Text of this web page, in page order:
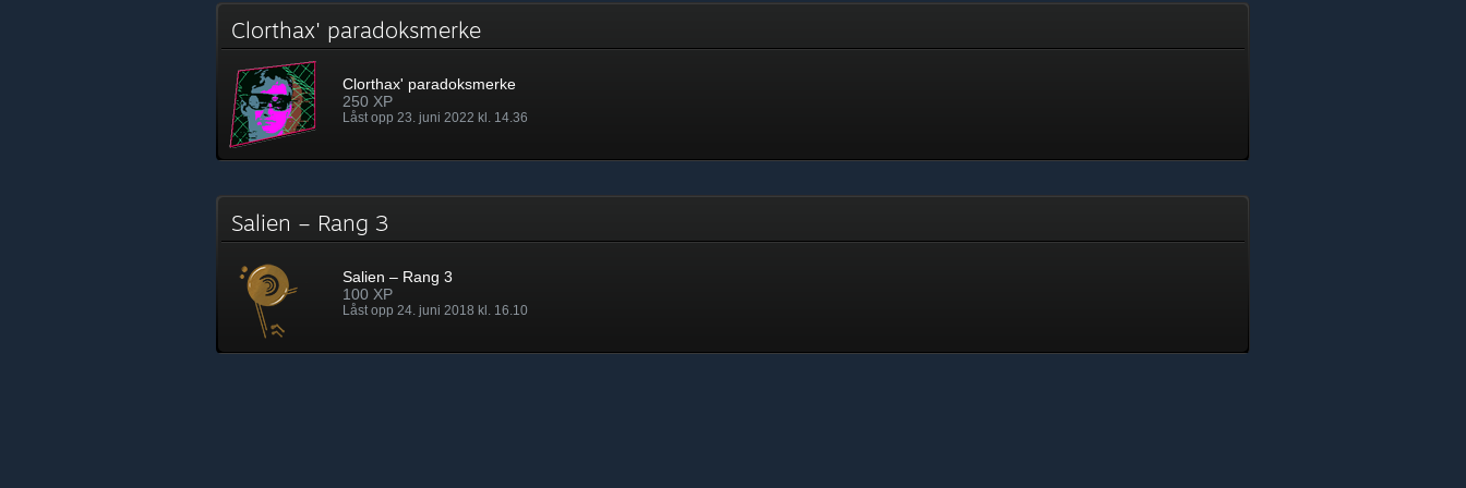
Clorthax' paradoksmerke
Clorthax' paradoksmerke
250 XP
Låst opp 23. juni 2022 kl. 14.36
Salien – Rang 3
Salien – Rang 3
100 XP
Låst opp 24. juni 2018 kl. 16.10